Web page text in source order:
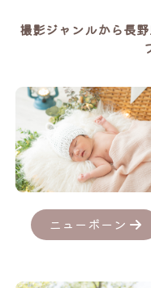
撮影ジャンルから長
ニューボーン